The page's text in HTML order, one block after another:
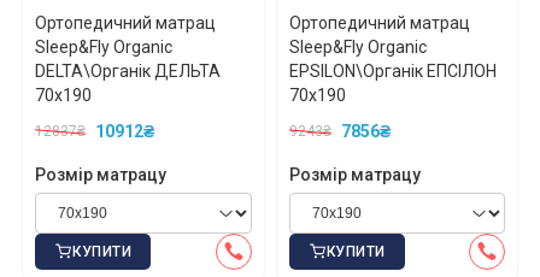
Ортопедичний матрац
Sleep&Fly Organic
DELTA\Органік ДЕЛЬТА
70x190
12837₴ 10912₴
Розмір матрацу
КУПИТИ
Ортопедичний матрац
Sleep&Fly Organic
EPSILON\Органік ЕПСІЛОН
70x190
9243₴ 7856₴
Розмір матрацу
КУПИТИ